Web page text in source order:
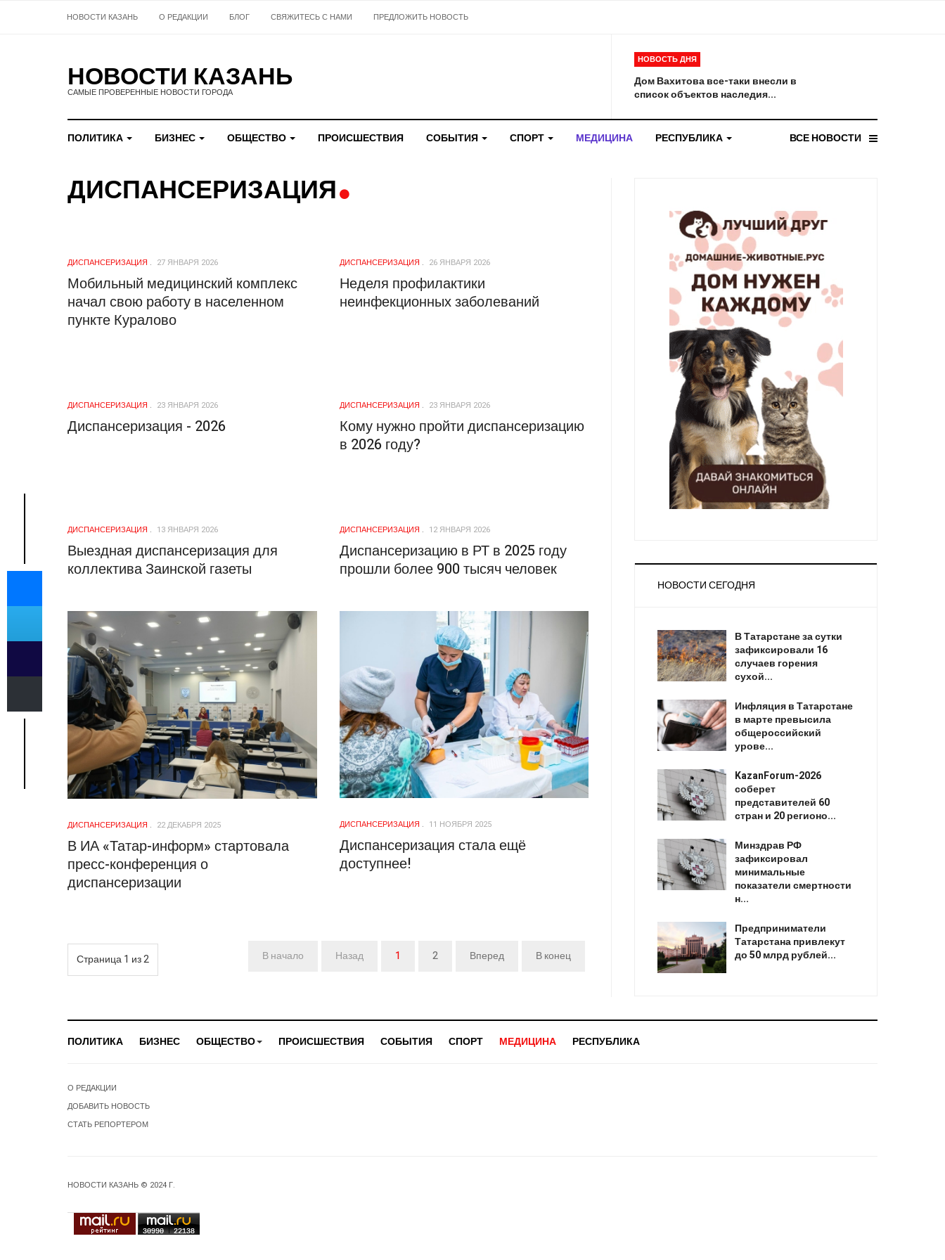
НОВОСТИ КАЗАНЬ О РЕДАКЦИИ БЛОГ СВЯЖИТЕСЬ С НАМИ ПРЕДЛОЖИТЬ НОВОСТЬ
НОВОСТИ КАЗАНЬ
САМЫЕ ПРОВЕРЕННЫЕ НОВОСТИ ГОРОДА
НОВОСТЬ ДНЯ
Дом Вахитова все-таки внесли в
список объектов наследия...
ПОЛИТИКА БИЗНЕС ОБЩЕСТВО ПРОИСШЕСТВИЯ СОБЫТИЯ СПОРТ МЕДИЦИНА РЕСПУБЛИКА ВСЕ НОВОСТИ
ДИСПАНСЕРИЗАЦИЯ
ДИСПАНСЕРИЗАЦИЯ 27 ЯНВАРЯ 2026
Мобильный медицинский комплекс
начал свою работу в населенном
пункте Куралово
ДИСПАНСЕРИЗАЦИЯ 26 ЯНВАРЯ 2026
Неделя профилактики
неинфекционных заболеваний
ДИСПАНСЕРИЗАЦИЯ 23 ЯНВАРЯ 2026
Диспансеризация - 2026
ДИСПАНСЕРИЗАЦИЯ 23 ЯНВАРЯ 2026
Кому нужно пройти диспансеризацию
в 2026 году?
ДИСПАНСЕРИЗАЦИЯ 13 ЯНВАРЯ 2026
Выездная диспансеризация для
коллектива Заинской газеты
ДИСПАНСЕРИЗАЦИЯ 12 ЯНВАРЯ 2026
Диспансеризацию в РТ в 2025 году
прошли более 900 тысяч человек
ДИСПАНСЕРИЗАЦИЯ 22 ДЕКАБРЯ 2025
В ИА «Татар-информ» стартовала
пресс-конференция о
диспансеризации
ДИСПАНСЕРИЗАЦИЯ 11 НОЯБРЯ 2025
Диспансеризация стала ещё
доступнее!
Страница 1 из 2 В начало Назад 1 2 Вперед В конец
НОВОСТИ СЕГОДНЯ
В Татарстане за сутки
зафиксировали 16
случаев горения
сухой...
Инфляция в Татарстане
в марте превысила
общероссийский
урове...
KazanForum-2026
соберет
представителей 60
стран и 20 регионо...
Минздрав РФ
зафиксировал
минимальные
показатели смертности
н...
Предприниматели
Татарстана привлекут
до 50 млрд рублей...
ПОЛИТИКА БИЗНЕС ОБЩЕСТВО ПРОИСШЕСТВИЯ СОБЫТИЯ СПОРТ МЕДИЦИНА РЕСПУБЛИКА
О РЕДАКЦИИ
ДОБАВИТЬ НОВОСТЬ
СТАТЬ РЕПОРТЕРОМ
НОВОСТИ КАЗАНЬ © 2024 Г.
30990 22138